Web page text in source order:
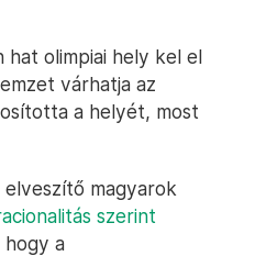
olimpiai hely kel el
várhatja az
a helyét, most
magyarok
szerint
a